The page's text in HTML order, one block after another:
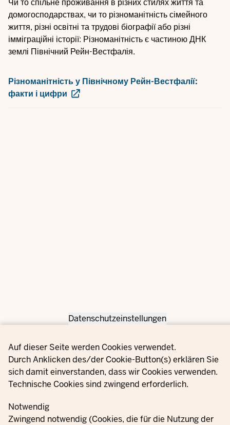
Privacy settings
Datenschutzeinstellungen
Auf dieser Seite werden Cookies verwendet.
Durch Anklicken des/der Cookie-Button(s) erklären Sie
sich damit einverstanden, dass wir Cookies verwenden.
Technische Cookies sind zwingend erforderlich.
Notwendig
Zwingend notwendig (Cookies, die für die Nutzung der
Чи то спільне проживання в різних стилях життя та
домогосподарствах, чи то різноманітність сімейного
життя, різні освітні та трудові біографії або різні
імміграційні історії: Різноманітність є частиною ДНК
землі Північний Рейн-Вестфалія.
Різноманітність у Північному Рейн-Вестфалії:
факти і цифри